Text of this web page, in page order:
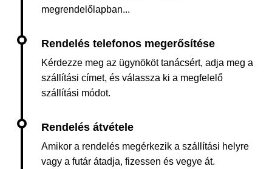
megrendelőlapban...
Kérdezze meg az ügynököt tanácsért, adja meg a
szállítási címet, és válassza ki a megfelelő
szállítási módot.
Amikor a rendelés megérkezik a szállítási helyre
vagy a futár átadja, fizessen és vegye át.